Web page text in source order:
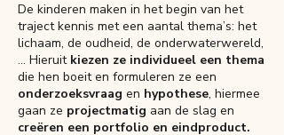
De kinderen maken in het begin van het
traject kennis met een aantal thema’s: het
lichaam, de oudheid, de onderwaterwereld,
… Hieruit kiezen ze individueel een thema
die hen boeit en formuleren ze een
onderzoeksvraag en hypothese, hiermee
gaan ze projectmatig aan de slag en
creëren een portfolio en eindproduct.